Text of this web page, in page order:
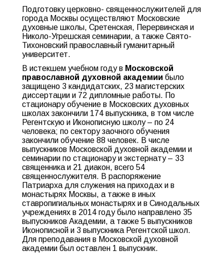
Подготовку церковно- священнослужителей для
города Москвы осуществляют Московские
духовные школы, Сретенская, Перервинская и
Николо-Угрешская семинарии, а также Свято-
Тихоновский православный гуманитарный
университет.
В истекшем учебном году в Московской
православной духовной академии было
защищено 3 кандидатских, 23 магистерских
диссертации и 72 дипломные работы. По
стационару обучение в Московских духовных
школах закончили 174 выпускника, в том числе
Регентскую и Иконописную школу – по 24
человека; по сектору заочного обучения
закончили обучение 88 человек. В числе
выпускников Московской духовной академии и
семинарии по стационару и экстернату – 33
священника и 21 диакон, всего 54
священнослужителя. В распоряжение
Патриарха для служения на приходах и в
монастырях Москвы, а также в иных
ставропигиальных монастырях и в Синодальных
учреждениях в 2014 году было направлено 35
выпускников Академии, а также 5 выпускников
Иконописной и 3 выпускника Регентской школ.
Для преподавания в Московской духовной
академии был оставлен 1 выпускник.